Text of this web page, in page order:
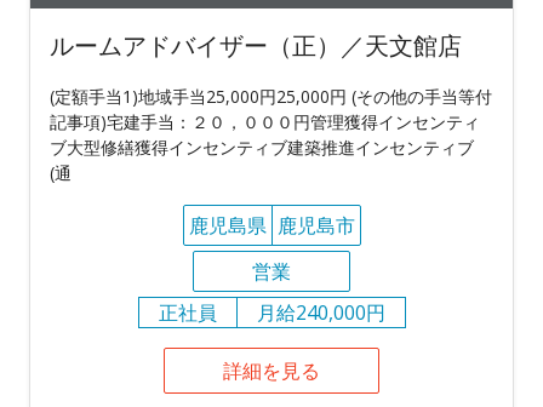
ルームアドバイザー（正）／天文館店
(定額手当1)地域手当25,000円25,000円 (その他の手当等付
記事項)宅建手当：２０，０００円管理獲得インセンティ
ブ大型修繕獲得インセンティブ建築推進インセンティブ
(通
鹿児島県 鹿児島市
営業
正社員
月給240,000円
詳細を見る